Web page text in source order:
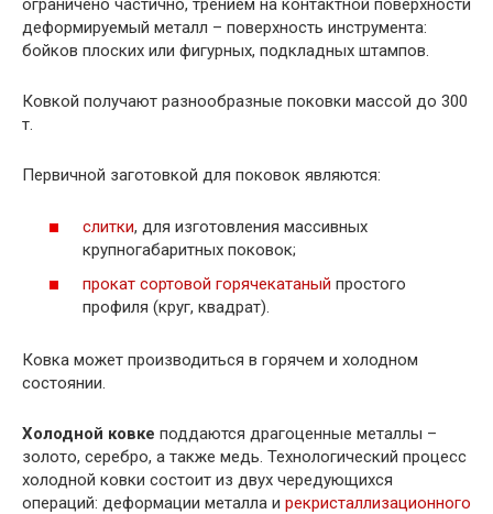
ограничено частично, трением на контактной поверхности
деформируемый металл – поверхность инструмента:
бойков плоских или фигурных, подкладных штампов.
Ковкой получают разнообразные поковки массой до 300
т.
Первичной заготовкой для поковок являются:
слитки, для изготовления массивных
крупногабаритных поковок;
прокат сортовой горячекатаный простого
профиля (круг, квадрат).
Ковка может производиться в горячем и холодном
состоянии.
Холодной ковке поддаются драгоценные металлы –
золото, серебро, а также медь. Технологический процесс
холодной ковки состоит из двух чередующихся
операций: деформации металла и рекристаллизационного